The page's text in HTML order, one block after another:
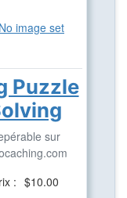
Puzzle
sur
: $10.00